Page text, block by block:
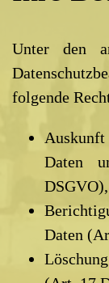
Unter den
folgende
Daten
DSGVO),
Daten